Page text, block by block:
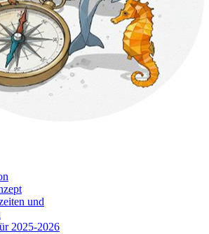
und
2025-2026